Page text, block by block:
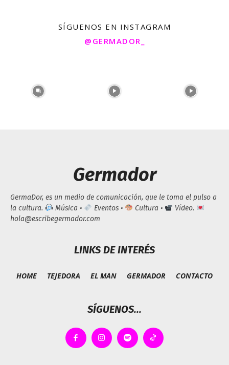
SÍGUENOS EN INSTAGRAM
@GERMADOR_
Germador
GermaDor, es un medio de comunicación, que le toma el pulso a
la cultura.
Música • Eventos • Cultura •
Vídeo.
hola@escribegermador.com
LINKS DE INTERÉS
HOME TEJEDORA EL MAN GERMADOR CONTACTO
SÍGUENOS...